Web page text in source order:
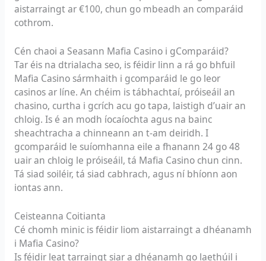
aistarraingt ar €100, chun go mbeadh an comparáid
cothrom.
Cén chaoi a Seasann Mafia Casino i gComparáid?
Tar éis na dtrialacha seo, is féidir linn a rá go bhfuil
Mafia Casino sármhaith i gcomparáid le go leor
casinos ar líne. An chéim is tábhachtaí, próiseáil an
chasino, curtha i gcrích acu go tapa, laistigh d’uair an
chloig. Is é an modh íocaíochta agus na bainc
sheachtracha a chinneann an t-am deiridh. I
gcomparáid le suíomhanna eile a fhanann 24 go 48
uair an chloig le próiseáil, tá Mafia Casino chun cinn.
Tá siad soiléir, tá siad cabhrach, agus ní bhíonn aon
iontas ann.
Ceisteanna Coitianta
Cé chomh minic is féidir liom aistarraingt a dhéanamh
i Mafia Casino?
Is féidir leat tarraingt siar a dhéanamh go laethúil i